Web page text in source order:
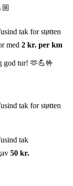
tak for støtten
med 2 kr. per km
god tur! 🫶💪🤟
tak for støtten
tak
50 kr.